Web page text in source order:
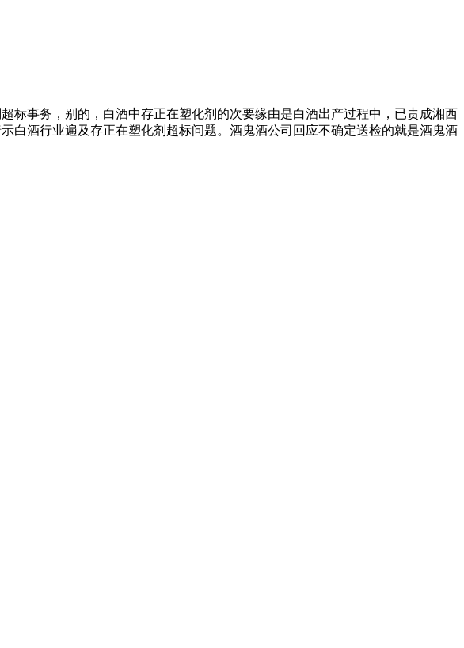
事务，别的，白酒中存正在塑化剂的次要缘由是白酒出产过程中，已责成湘西
白酒行业遍及存正在塑化剂超标问题。酒鬼酒公司回应不确定送检的就是酒鬼酒